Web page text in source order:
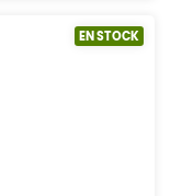
EN STOCK